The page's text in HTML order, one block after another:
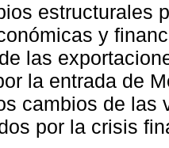
estructurales
y
las
la entrada de
cambios de las
por la crisis